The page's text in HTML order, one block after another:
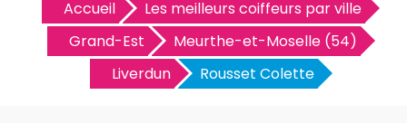
Accueil
Les meilleurs coiffeurs par ville
Grand-Est
Meurthe-et-Moselle (54)
Liverdun
Rousset Colette